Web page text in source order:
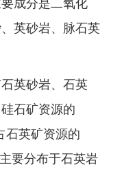
成分是二氧化
英砂岩、脉石英
英砂岩、石英
石矿资源的
石英矿资源的
要分布于石英岩